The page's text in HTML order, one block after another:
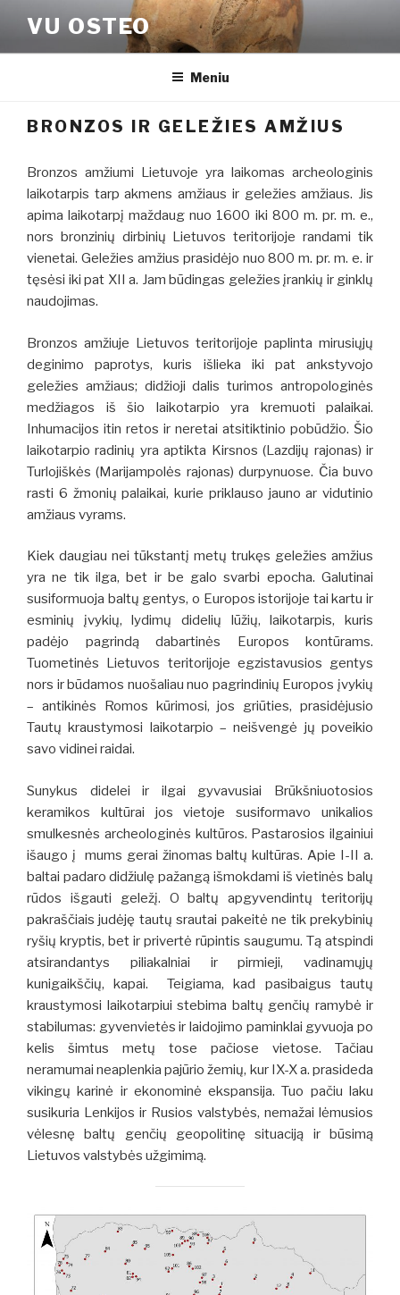
turinio
VU OSTEO
Meniu
BRONZOS IR GELEŽIES AMŽIUS
Bronzos amžiumi Lietuvoje yra laikomas archeologinis
laikotarpis tarp akmens amžiaus ir geležies amžiaus. Jis
apima laikotarpį maždaug nuo 1600 iki 800 m. pr. m. e.,
nors bronzinių dirbinių Lietuvos teritorijoje randami tik
vienetai. Geležies amžius prasidėjo nuo 800 m. pr. m. e. ir
tęsėsi iki pat XII a. Jam būdingas geležies įrankių ir ginklų
naudojimas.
Bronzos amžiuje Lietuvos teritorijoje paplinta mirusiųjų
deginimo paprotys, kuris išlieka iki pat ankstyvojo
geležies amžiaus; didžioji dalis turimos antropologinės
medžiagos iš šio laikotarpio yra kremuoti palaikai.
Inhumacijos itin retos ir neretai atsitiktinio pobūdžio. Šio
laikotarpio radinių yra aptikta Kirsnos (Lazdijų rajonas) ir
Turlojiškės (Marijampolės rajonas) durpynuose. Čia buvo
rasti 6 žmonių palaikai, kurie priklauso jauno ar vidutinio
amžiaus vyrams.
Kiek daugiau nei tūkstantį metų trukęs geležies amžius
yra ne tik ilga, bet ir be galo svarbi epocha. Galutinai
susiformuoja baltų gentys, o Europos istorijoje tai kartu ir
esminių įvykių, lydimų didelių lūžių, laikotarpis, kuris
padėjo pagrindą dabartinės Europos kontūrams.
Tuometinės Lietuvos teritorijoje egzistavusios gentys
nors ir būdamos nuošaliau nuo pagrindinių Europos įvykių
– antikinės Romos kūrimosi, jos griūties, prasidėjusio
Tautų kraustymosi laikotarpio – neišvengė jų poveikio
savo vidinei raidai.
Sunykus didelei ir ilgai gyvavusiai Brūkšniuotosios
keramikos kultūrai jos vietoje susiformavo unikalios
smulkesnės archeologinės kultūros. Pastarosios ilgainiui
išaugo į mums gerai žinomas baltų kultūras. Apie I-II a.
baltai padaro didžiulę pažangą išmokdami iš vietinės balų
rūdos išgauti geležį. O baltų apgyvendintų teritorijų
pakraščiais judėję tautų srautai pakeitė ne tik prekybinių
ryšių kryptis, bet ir privertė rūpintis saugumu. Tą atspindi
atsirandantys piliakalniai ir pirmieji, vadinamųjų
kunigaikščių, kapai. Teigiama, kad pasibaigus tautų
kraustymosi laikotarpiui stebima baltų genčių ramybė ir
stabilumas: gyvenvietės ir laidojimo paminklai gyvuoja po
kelis šimtus metų tose pačiose vietose. Tačiau
neramumai neaplenkia pajūrio žemių, kur IX-X a. prasideda
vikingų karinė ir ekonominė ekspansija. Tuo pačiu laku
susikuria Lenkijos ir Rusios valstybės, nemažai lėmusios
vėlesnę baltų genčių geopolitinę situaciją ir būsimą
Lietuvos valstybės užgimimą.